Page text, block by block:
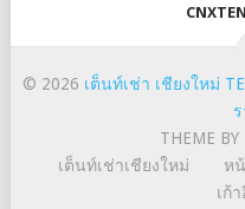
© 2026 เต็นท์เช่า เชียงใหม่
THEME BY
เต็นท์เช่าเชียงใหม่
ห
เก้